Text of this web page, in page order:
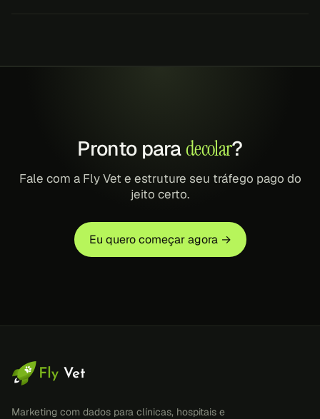
Pronto paradecolar?
Fale com a Fly Vet e estruture seu tráfego pago do
jeito certo.
Eu quero começar agora →
Marketing com dados para clínicas, hospitais e